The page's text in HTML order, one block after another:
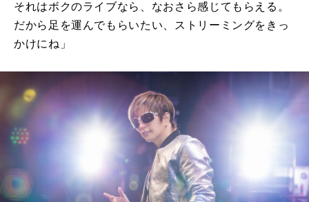
それはボクのライブなら、なおさら感じてもらえる。
だから足を運んでもらいたい、ストリーミングをきっ
かけにね」